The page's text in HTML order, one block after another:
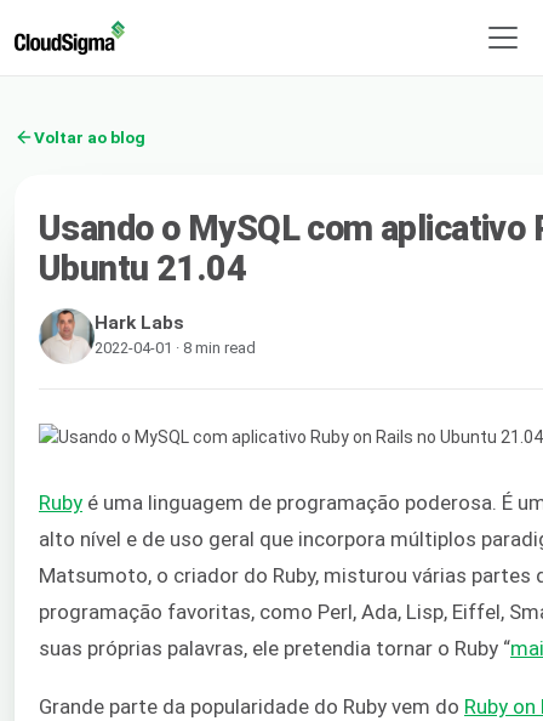
Voltar ao blog
Usando o MySQL com aplicativo
Ubuntu 21.04
Hark Labs
2022-04-01 · 8 min read
Ruby é uma linguagem de programação poderosa. É
alto nível e de uso geral que incorpora múltiplos
Matsumoto, o criador do Ruby, misturou várias partes
programação favoritas, como Perl, Ada, Lisp, Eiffel,
suas próprias palavras, ele pretendia tornar o Ruby “
Grande parte da popularidade do Ruby vem do Ruby on